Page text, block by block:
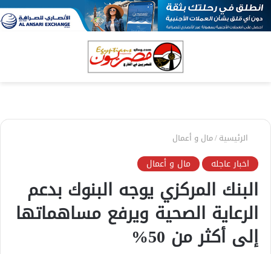
الرئيسية/مال و أعمال
اخبار عاجله مال و أعمال
البنك المركزي يوجه البنوك بدعم
الرعاية الصحية ويرفع مساهماتها
إلى أكثر من 50%